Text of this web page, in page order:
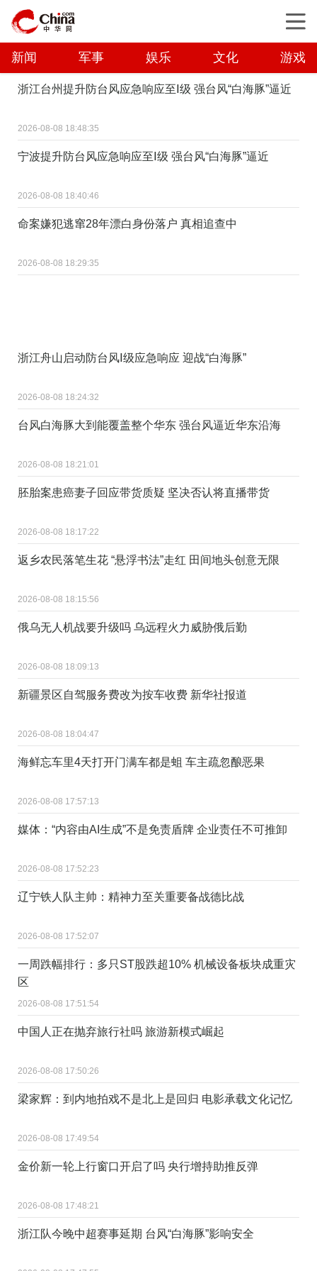
新闻 军事 娱乐 文化 游戏
浙江台州提升防台风应急响应至Ⅰ级 强台风“白海豚”逼近
2026-08-08 18:48:35
宁波提升防台风应急响应至Ⅰ级 强台风“白海豚”逼近
2026-08-08 18:40:46
命案嫌犯逃窜28年漂白身份落户 真相追查中
2026-08-08 18:29:35
浙江舟山启动防台风Ⅰ级应急响应 迎战“白海豚”
2026-08-08 18:24:32
台风白海豚大到能覆盖整个华东 强台风逼近华东沿海
2026-08-08 18:21:01
胚胎案患癌妻子回应带货质疑 坚决否认将直播带货
2026-08-08 18:17:22
返乡农民落笔生花 “悬浮书法”走红 田间地头创意无限
2026-08-08 18:15:56
俄乌无人机战要升级吗 乌远程火力威胁俄后勤
2026-08-08 18:09:13
新疆景区自驾服务费改为按车收费 新华社报道
2026-08-08 18:04:47
海鲜忘车里4天打开门满车都是蛆 车主疏忽酿恶果
2026-08-08 17:57:13
媒体：“内容由AI生成”不是免责盾牌 企业责任不可推卸
2026-08-08 17:52:23
辽宁铁人队主帅：精神力至关重要备战德比战
2026-08-08 17:52:07
一周跌幅排行：多只ST股跌超10% 机械设备板块成重灾
区
2026-08-08 17:51:54
中国人正在抛弃旅行社吗 旅游新模式崛起
2026-08-08 17:50:26
梁家辉：到内地拍戏不是北上是回归 电影承载文化记忆
2026-08-08 17:49:54
金价新一轮上行窗口开启了吗 央行增持助推反弹
2026-08-08 17:48:21
浙江队今晚中超赛事延期 台风“白海豚”影响安全